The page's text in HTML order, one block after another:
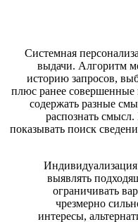
Системная
выдачи.
историю
плюс ранее
содержать
показывать поиск
выявлять
интересы,